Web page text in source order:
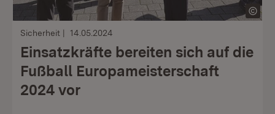
Sicherheit 14.05.2024
Einsatzkräfte bereiten sich auf die
Fußball Europameisterschaft
2024 vor